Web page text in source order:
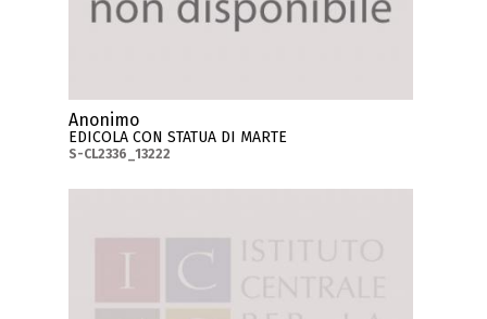
Anonimo
EDICOLA CON STATUA DI MARTE
S-CL2336_13222